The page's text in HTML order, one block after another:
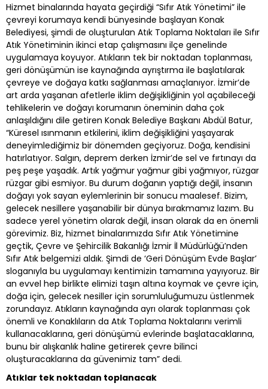
Hizmet binalarında hayata geçirdiği “Sıfır Atık Yönetimi” ile
çevreyi korumaya kendi bünyesinde başlayan Konak
Belediyesi, şimdi de oluşturulan Atık Toplama Noktaları ile Sıfır
Atık Yönetiminin ikinci etap çalışmasını ilçe genelinde
uygulamaya koyuyor. Atıkların tek bir noktadan toplanması,
geri dönüşümün ise kaynağında ayrıştırma ile başlatılarak
çevreye ve doğaya katkı sağlanması amaçlanıyor. İzmir’de
art arda yaşanan afetlerle iklim değişikliğinin yol açabileceği
tehlikelerin ve doğayı korumanın öneminin daha çok
anlaşıldığını dile getiren Konak Belediye Başkanı Abdül Batur,
“Küresel ısınmanın etkilerini, iklim değişikliğini yaşayarak
deneyimlediğimiz bir dönemden geçiyoruz. Doğa, kendisini
hatırlatıyor. Salgın, deprem derken İzmir’de sel ve fırtınayı da
peş peşe yaşadık. Artık yağmur yağmur gibi yağmıyor, rüzgar
rüzgar gibi esmiyor. Bu durum doğanın yaptığı değil, insanın
doğayı yok sayan eylemlerinin bir sonucu maalesef. Bizim,
gelecek nesillere yaşanabilir bir dünya bırakmamız lazım. Bu
sadece yerel yönetim olarak değil, insan olarak da en önemli
görevimiz. Biz, hizmet binalarımızda Sıfır Atık Yönetimine
geçtik, Çevre ve Şehircilik Bakanlığı İzmir İl Müdürlüğü’nden
Sıfır Atık belgemizi aldık. Şimdi de ‘Geri Dönüşüm Evde Başlar’
sloganıyla bu uygulamayı kentimizin tamamına yayıyoruz. Bir
an evvel hep birlikte elimizi taşın altına koymak ve çevre için,
doğa için, gelecek nesiller için sorumluluğumuzu üstlenmek
zorundayız. Atıkların kaynağında ayrı olarak toplanması çok
önemli ve Konaklıların da Atık Toplama Noktalarını verimli
kullanacaklarına, geri dönüşümü evlerinde başlatacaklarına,
bunu bir alışkanlık haline getirerek çevre bilinci
oluşturacaklarına da güvenimiz tam” dedi.
Atıklar tek noktadan toplanacak